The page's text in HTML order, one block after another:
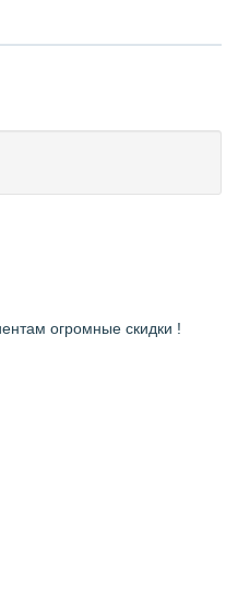
огромные скидки !